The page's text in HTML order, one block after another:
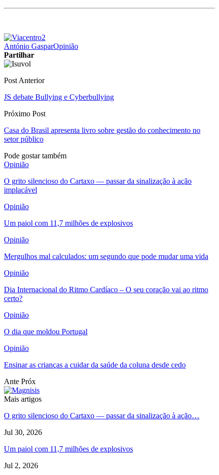
António GasparOpinião
Partilhar
Post Anterior
JS debate Bullying e Cyberbullying
Próximo Post
Casa do Brasil apresenta livro sobre gestão do conhecimento no
setor público
Pode gostar também
Opinião
O grito silencioso do Cartaxo — passar da sinalização à ação
implacável
Opinião
Um paiol com 11,7 milhões de explosivos
Opinião
Mergulhos mal calculados: um segundo que pode mudar uma vida
Opinião
Dia Internacional do Ritmo Cardíaco – O seu coração vai ao ritmo
certo?
Opinião
O dia que moldou Portugal
Opinião
Ensinar as crianças a cuidar da saúde da coluna desde cedo
Ante Próx
Mais artigos
O grito silencioso do Cartaxo — passar da sinalização à ação…
Jul 30, 2026
Um paiol com 11,7 milhões de explosivos
Jul 2, 2026